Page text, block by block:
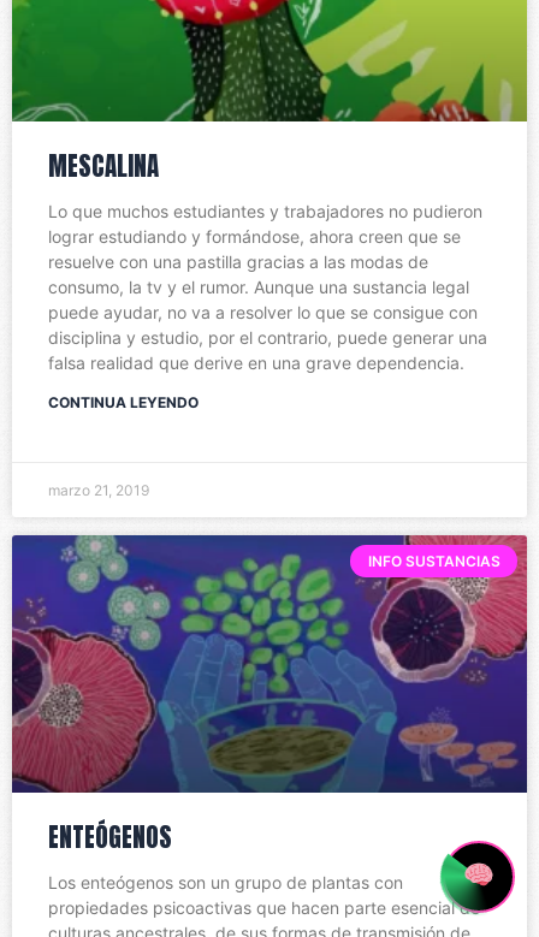
MESCALINA
Lo que muchos estudiantes y trabajadores no pudieron
lograr estudiando y formándose, ahora creen que se
resuelve con una pastilla gracias a las modas de
consumo, la tv y el rumor. Aunque una sustancia legal
puede ayudar, no va a resolver lo que se consigue con
disciplina y estudio, por el contrario, puede generar una
falsa realidad que derive en una grave dependencia.
CONTINUA LEYENDO
marzo 21, 2019
INFO SUSTANCIAS
ENTEÓGENOS
Los enteógenos son un grupo de plantas con
propiedades psicoactivas que hacen parte esencial de